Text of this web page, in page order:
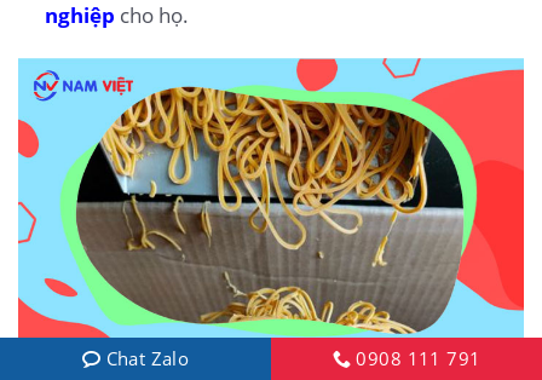
nghiệp cho họ.
Chat Zalo 0908 111 791